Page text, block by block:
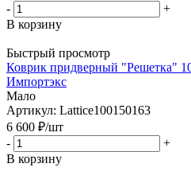
-
+
В корзину
Быстрый просмотр
Коврик придверный "Решетка"
Импортэкс
Мало
Артикул: Lattice100150163
6 600 ₽/шт
-
+
В корзину